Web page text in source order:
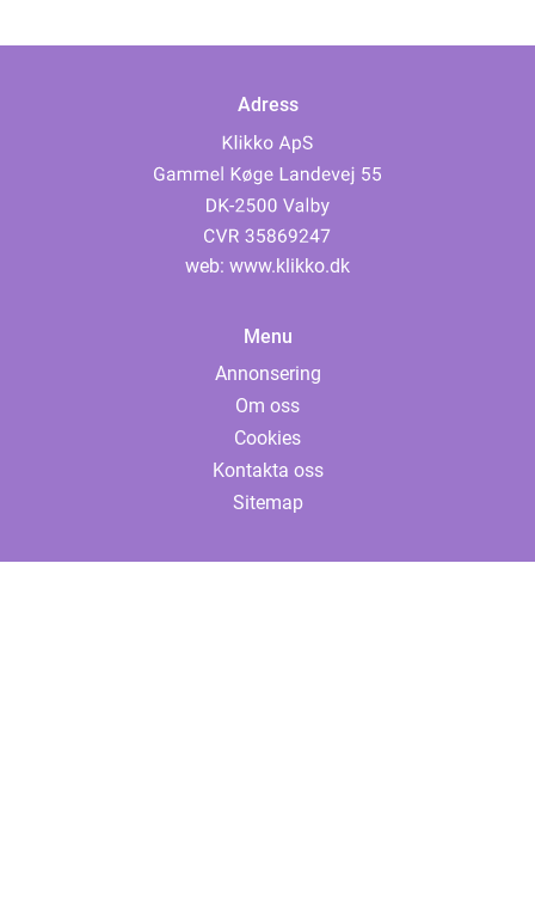
Adress
web: www.klikko.dk
Menu
Annonsering
Om oss
Cookies
Kontakta oss
Sitemap